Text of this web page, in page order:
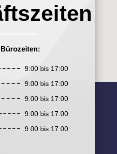
Bürozeiten:
9:00 bis 17:00
9:00 bis 17:00
9:00 bis 17:00
9:00 bis 17:00
9:00 bis 17:00